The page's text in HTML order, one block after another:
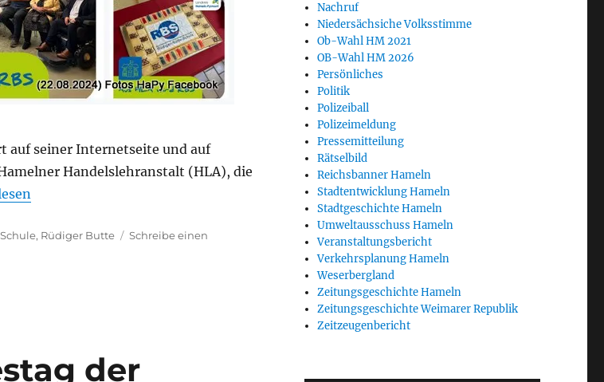
auf seiner Internetseite und auf
Handelslehranstalt (HLA), die
Erinnerung an den ermordeten Landrat Rüdiger Butte“
, Rüdiger Butte
Schreibe einen
der
Nachruf
Niedersächsiche Volksstimme
Ob-Wahl HM 2021
OB-Wahl HM 2026
Persönliches
Politik
Polizeiball
Polizeimeldung
Pressemitteilung
Rätselbild
Reichsbanner Hameln
Stadtentwicklung Hameln
Stadtgeschichte Hameln
Umweltausschuss Hameln
Veranstaltungsbericht
Verkehrsplanung Hameln
Weserbergland
Zeitungsgeschichte Hameln
Zeitungsgeschichte Weimarer Republik
Zeitzeugenbericht